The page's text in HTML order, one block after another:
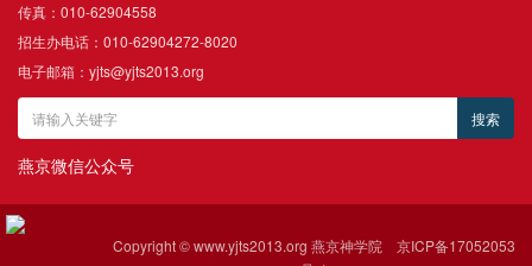
传真：010-62904558
招生办电话：010-62904272-8020
电子邮箱：yjts@yjts2013.org
燕京微信公众号
Copyright © www.yjts2013.org 燕京神学院 京ICP备17052053